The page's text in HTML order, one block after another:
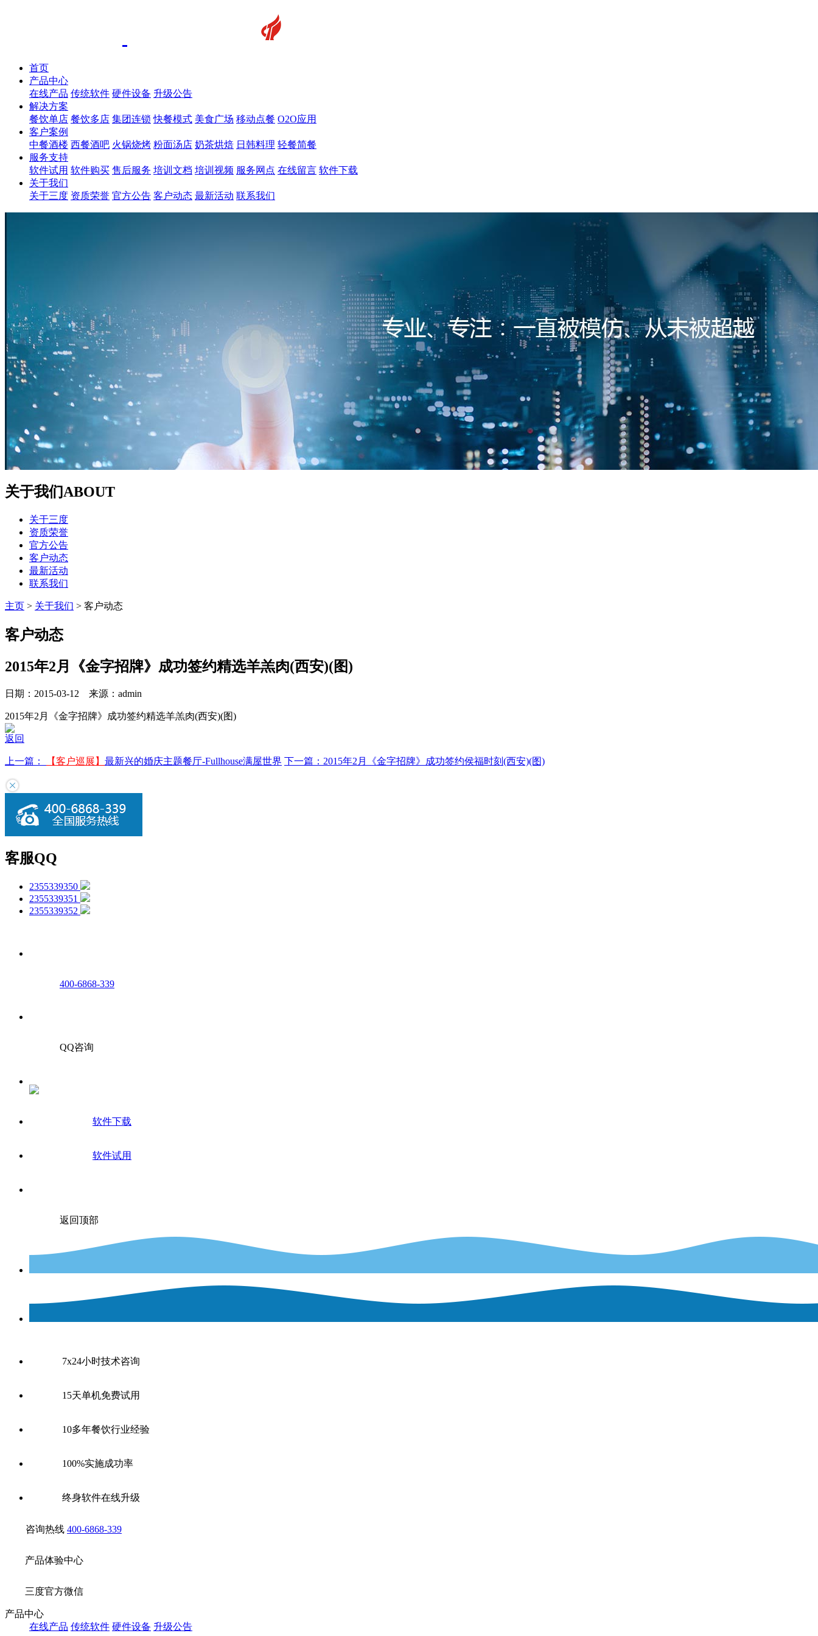
首页
产品中心
在线产品 传统软件 硬件设备 升级公告
解决方案
餐饮单店 餐饮多店 集团连锁 快餐模式 美食广场 移动点餐 O2O应用
客户案例
中餐酒楼 西餐酒吧 火锅烧烤 粉面汤店 奶茶烘焙 日韩料理 轻餐简餐
服务支持
软件试用 软件购买 售后服务 培训文档 培训视频 服务网点 在线留言 软件下载
关于我们
关于三度 资质荣誉 官方公告 客户动态 最新活动 联系我们
关于我们ABOUT
关于三度
资质荣誉
官方公告
客户动态
最新活动
联系我们
主页 > 关于我们 > 客户动态
客户动态
2015年2月《金字招牌》成功签约精选羊羔肉(西安)(图)
日期：2015-03-12 来源：admin
2015年2月《金字招牌》成功签约精选羊羔肉(西安)(图)
返回
上一篇： 【客户巡展】 最新兴的婚庆主题餐厅-Fullhouse满屋世界 下一篇： 2015年2月《金字招牌》成功签约侯福时刻(西安)(图)
客服QQ
2355339350
2355339351
2355339352
400-6868-339
QQ咨询
软件下载
软件试用
返回顶部
7x24小时技术咨询
15天单机免费试用
10多年餐饮行业经验
100%实施成功率
终身软件在线升级
咨询热线 400-6868-339
产品体验中心
三度官方微信
产品中心
在线产品 传统软件 硬件设备 升级公告